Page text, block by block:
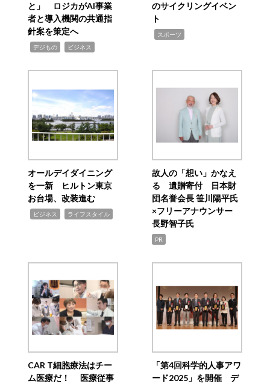
と」 ロジカがAI事業
者と導入機関の共通指
針案を策定へ
デジもの ビジネス
のサイクリングイベン
ト
スポーツ
オールデイダイニング
を一新 ヒルトン東京
お台場、改装進む
ビジネス ライフスタイル
故人の「想い」かなえ
る 遺贈寄付 日本財
団名誉会長 笹川陽平氏
×フリーアナウンサー
長野智子氏
PR
CAR T細胞療法はチー
ム医療だ！ 医療従事
「第4回科学的人事アワ
ード2025」を開催 デ